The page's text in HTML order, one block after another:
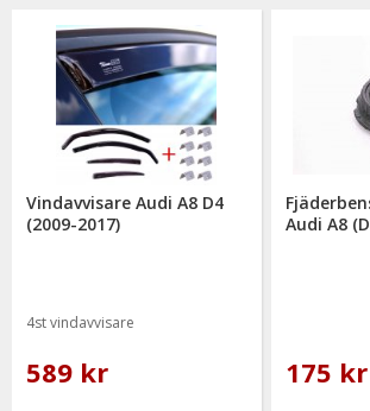
Vindavvisare Audi A8 D4
(2009-2017)
4st vindavvisare
589 kr
Audi A8
175 kr